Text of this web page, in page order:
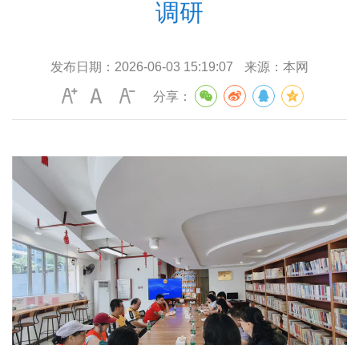
调研
发布日期： 2026-06-03 15:19:07 来源： 本网
分享：